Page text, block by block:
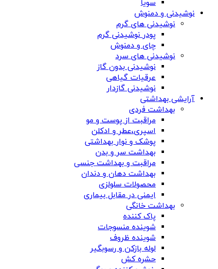
سویا
نوشیدنی و دمنوش
نوشیدنی های گرم
پودر نوشیدنی گرم
چای و دمنوش
نوشیدنی های سرد
نوشیدنی بدون گاز
عرقیات گیاهی
نوشیدنی گازدار
آرایشی بهداشتی
بهداشت فردی
مراقبت از پوست و مو
اسپری،عطر و ادکلن
پوشک و نوار بهداشتی
بهداشت سر و بدن
مراقبت و بهداشت جنسی
بهداشت دهان و دندان
محصولات سلولزی
ایمنی در مقابل بیماری
بهداشت خانگی
پاک کننده
شوینده منسوجات
شوینده ظروف
لوله بازکن و رسوبگیر
حشره کش